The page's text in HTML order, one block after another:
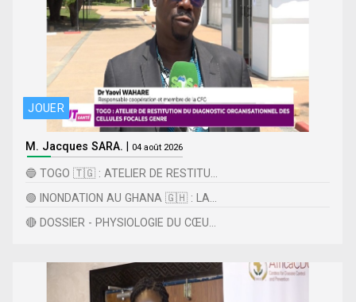
JOUER
M. Jacques SARA. | 04 août 2026
🔵 TOGO 🇹🇬 : ATELIER DE RESTITU...
🟢 INONDATION AU GHANA 🇬🇭 : LA...
🔴 DOSSIER - PHYSIOLOGIE DU CŒU...